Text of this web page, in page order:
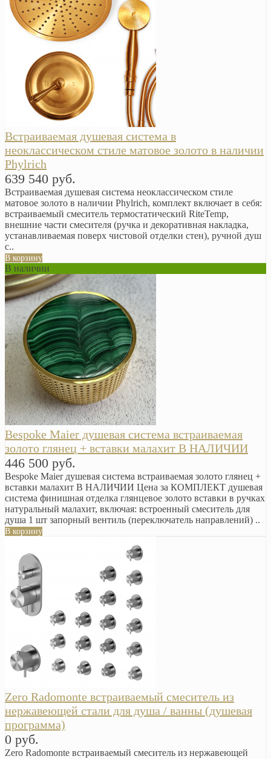
Встраиваемая душевая система в
неоклассическом стиле матовое золото в наличии
Phylrich
639 540 руб.
Встраиваемая душевая система неоклассическом стиле
матовое золото в наличии Phylrich, комплект включает в себя:
встраиваемый смеситель термостатический RiteTemp,
внешние части смесителя (ручка и декоративная накладка,
устанавливаемая поверх чистовой отделки стен), ручной душ
с..
В корзину
В наличии
Bespoke Maier душевая система встраиваемая
золото глянец + вставки малахит В НАЛИЧИИ
446 500 руб.
Bespoke Maier душевая система встраиваемая золото глянец +
вставки малахит В НАЛИЧИИ Цена за КОМПЛЕКТ душевая
система финишная отделка глянцевое золото вставки в ручках
натуральный малахит, включая: встроенный смеситель для
душа 1 шт запорный вентиль (переключатель направлений) ..
В корзину
Zero Radomonte встраиваемый смеситель из
нержавеющей стали для душа / ванны (душевая
программа)
0 руб.
Zero Radomonte встраиваемый смеситель из нержавеющей